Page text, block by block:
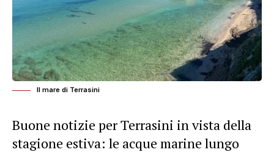
Il mare di Terrasini
Buone notizie per Terrasini in vista della
stagione estiva: le acque marine lungo